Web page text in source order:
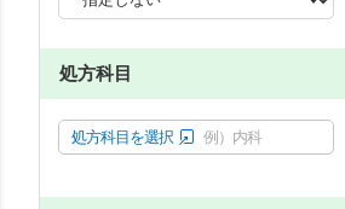
処方科目
処方科目を選択 例）内科